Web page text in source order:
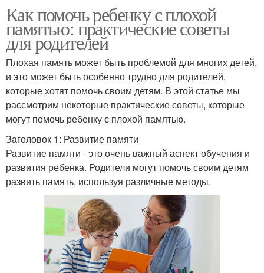
Как помочь ребенку с плохой
памятью: практические советы
для родителей
Плохая память может быть проблемой для многих детей,
и это может быть особенно трудно для родителей,
которые хотят помочь своим детям. В этой статье мы
рассмотрим некоторые практические советы, которые
могут помочь ребенку с плохой памятью.
Заголовок 1: Развитие памяти
Развитие памяти - это очень важный аспект обучения и
развития ребенка. Родители могут помочь своим детям
развить память, используя различные методы.